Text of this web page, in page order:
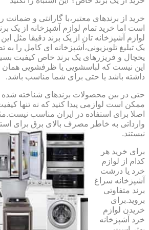
خرید از برندهای معتبر،با گارانتی و ضمانت
است اما خرید تمام لوازم آشپزخانه از یک
لوازم آشپزخانه تان از یک برند دقیقا مثل
یک تبلیغ تلویزیونی،آشپزخانه ای کامل را به
یخچال و فریزرهای یک برند خاص کیفیت بسیار
این نیست که لباسشویی یا ظرفشویی همان
داشته باشد یا حتی برای شما مناسب باشد.
حتی در بین محصولات برندهای شناخته
ممکن است لوازمی پیدا کنید که نه تنها
اصلا برای استفاده در ایران مناسب
وارداتی به خاطر مصرف بالای برق برای
نیستند.
برای خرید هر
کدام از لوازم
خرد یا درشت
آشپزخانه سراغ
برند متفاوتی
بروید.برای
خریدن لوازم
خرد آشپزخانه